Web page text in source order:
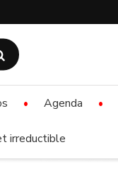
Agenda
irreductible